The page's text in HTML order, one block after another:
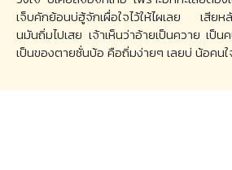
เจ็บคักย้อนบ่ฮู้จักเผื่อใจไว้ให้ไผเลย เสีย
นมันถิ่มไปเสย เจ้าเห็นว่าอ้ายเป็นควาย เป็
เป็นของตายซั่นบ้อ คือถิ่มง่ายๆ เลยบ่ น้อคนใ